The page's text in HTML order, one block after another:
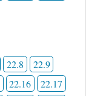
22.8
22.9
22.16
22.17